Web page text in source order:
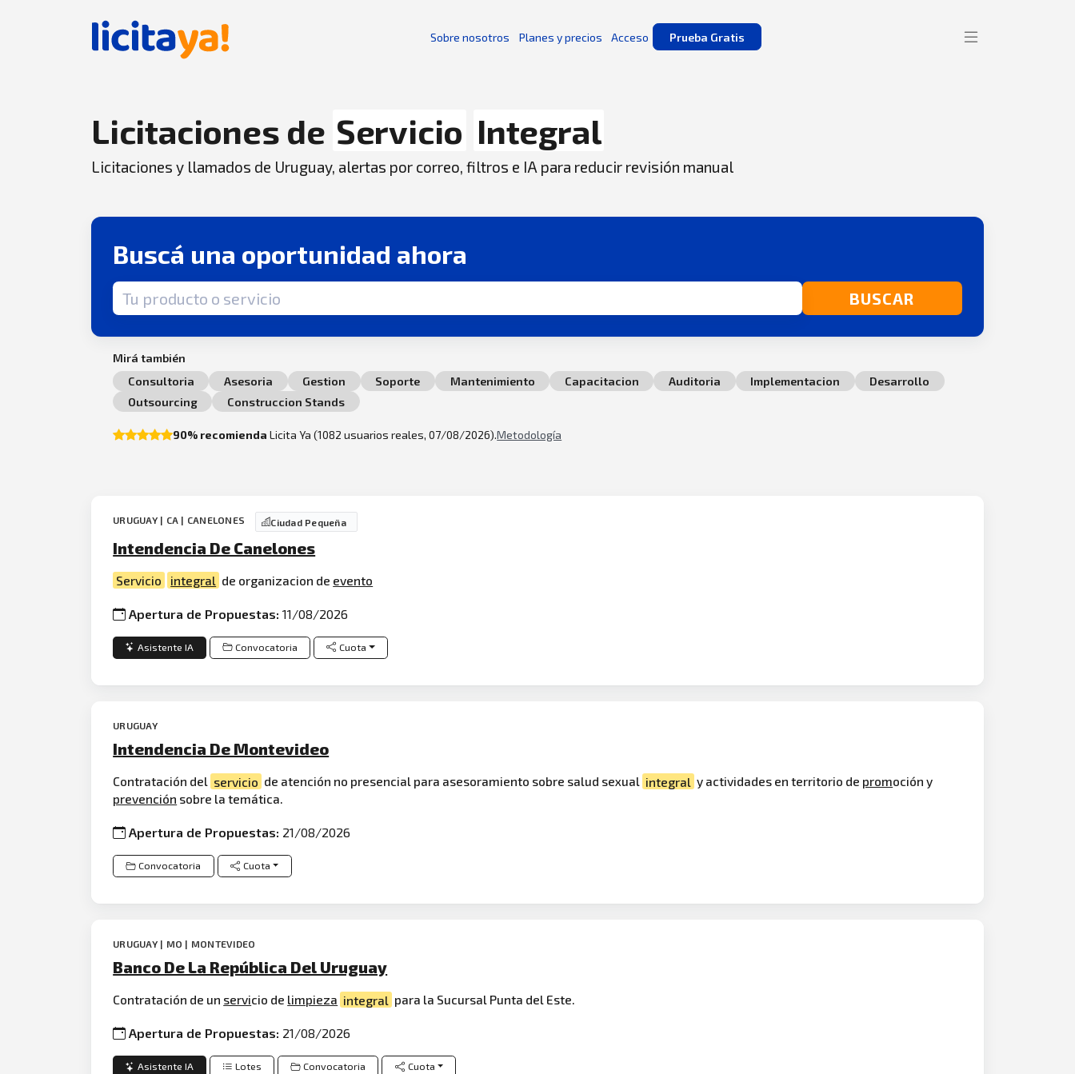
Sobre nosotros Planes y precios Acceso Prueba Gratis
Licitaciones de Servicio Integral
Licitaciones y llamados de Uruguay, alertas por correo, filtros e IA para reducir revisión manual
Buscá una oportunidad ahora
Término de búsqueda BUSCAR
Mirá también
Consultoria
Asesoria Gestion Soporte Mantenimiento Capacitacion Auditoria Implementacion
Desarrollo
Outsourcing
Construccion Stands
90% recomienda Licita Ya (1082 usuarios reales, 07/08/2026).Metodología
URUGUAY | CA | CANELONES Ciudad Pequeña
Intendencia De Canelones
Servicio integral de organizacion de evento
Apertura de Propuestas:11/08/2026
Asistente IA Convocatoria Cuota
URUGUAY
Intendencia De Montevideo
Contratación del servicio de atención no presencial para asesoramiento sobre salud sexual integral y actividades en territorio de promoción y
prevención sobre la temática.
Apertura de Propuestas: 21/08/2026
Convocatoria Cuota
URUGUAY | MO | MONTEVIDEO
Banco De La República Del Uruguay
Contratación de un servicio de limpieza integral para la Sucursal Punta del Este.
Apertura de Propuestas: 21/08/2026
Asistente IA Lotes Convocatoria Cuota